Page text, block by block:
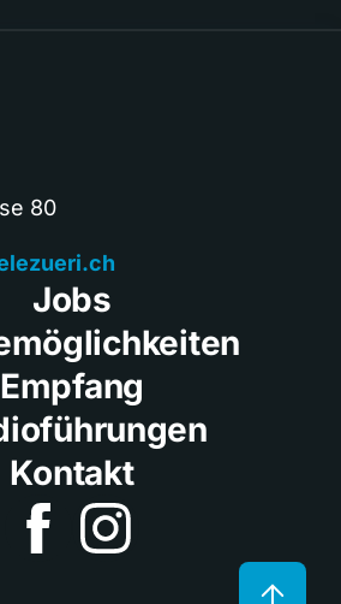
80
Jobs
Empfang
Kontakt